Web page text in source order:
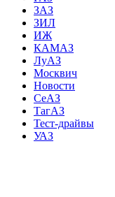
ЗАЗ
ЗИЛ
ИЖ
КАМАЗ
ЛуАЗ
Москвич
Новости
СеАЗ
ТагАЗ
Тест-драйвы
УАЗ